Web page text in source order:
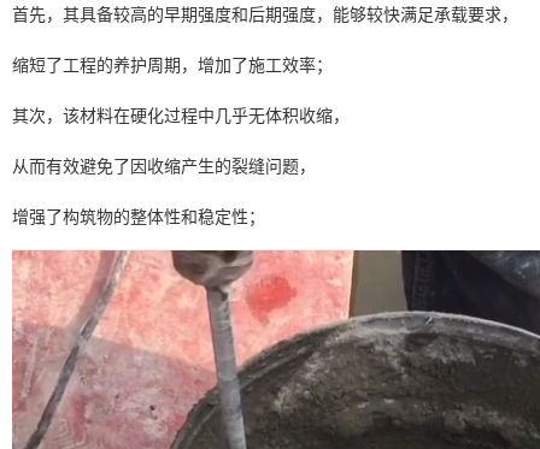
首先，其具备较高的早期强度和后期强度，能够较快满足承载要求，
缩短了工程的养护周期，增加了施工效率；
其次，该材料在硬化过程中几乎无体积收缩，
从而有效避免了因收缩产生的裂缝问题，
增强了构筑物的整体性和稳定性；